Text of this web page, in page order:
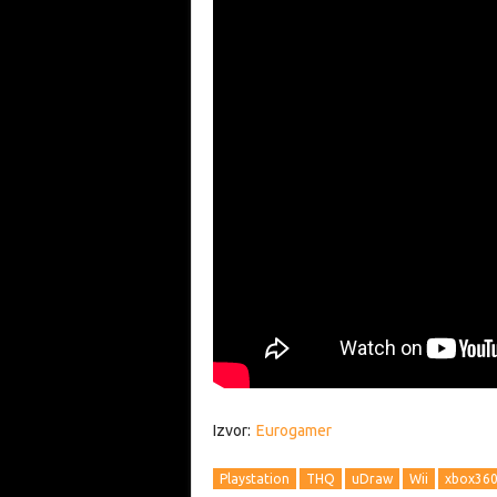
Izvor: Eurogamer
Playstation THQ uDraw Wii xbox360